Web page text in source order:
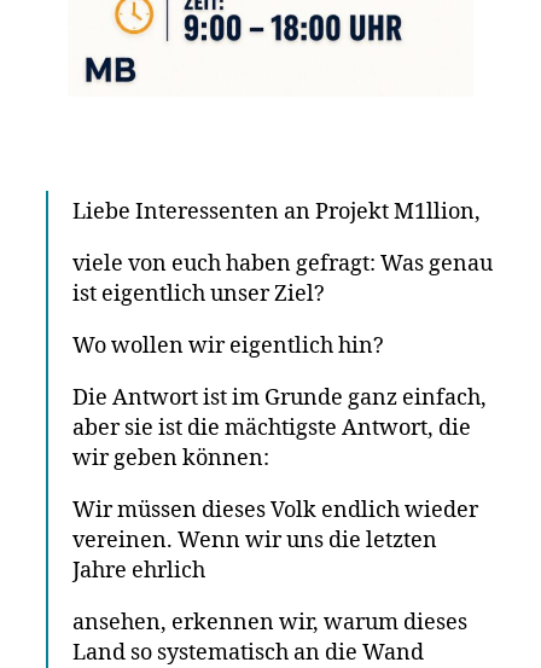
Liebe Interessenten an Projekt M1llion,
viele von euch haben gefragt: Was genau
ist eigentlich unser Ziel?
Wo wollen wir eigentlich hin?
Die Antwort ist im Grunde ganz einfach,
aber sie ist die mächtigste Antwort, die
wir geben können:
Wir müssen dieses Volk endlich wieder
vereinen. Wenn wir uns die letzten
Jahre ehrlich
ansehen, erkennen wir, warum dieses
Land so systematisch an die Wand